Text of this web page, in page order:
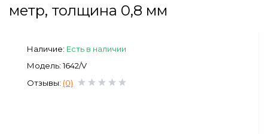
Пчеловодство
метр, толщина 0,8 мм
Наличие: Есть в наличии
Модель: 1642/V
Отзывы: (0)